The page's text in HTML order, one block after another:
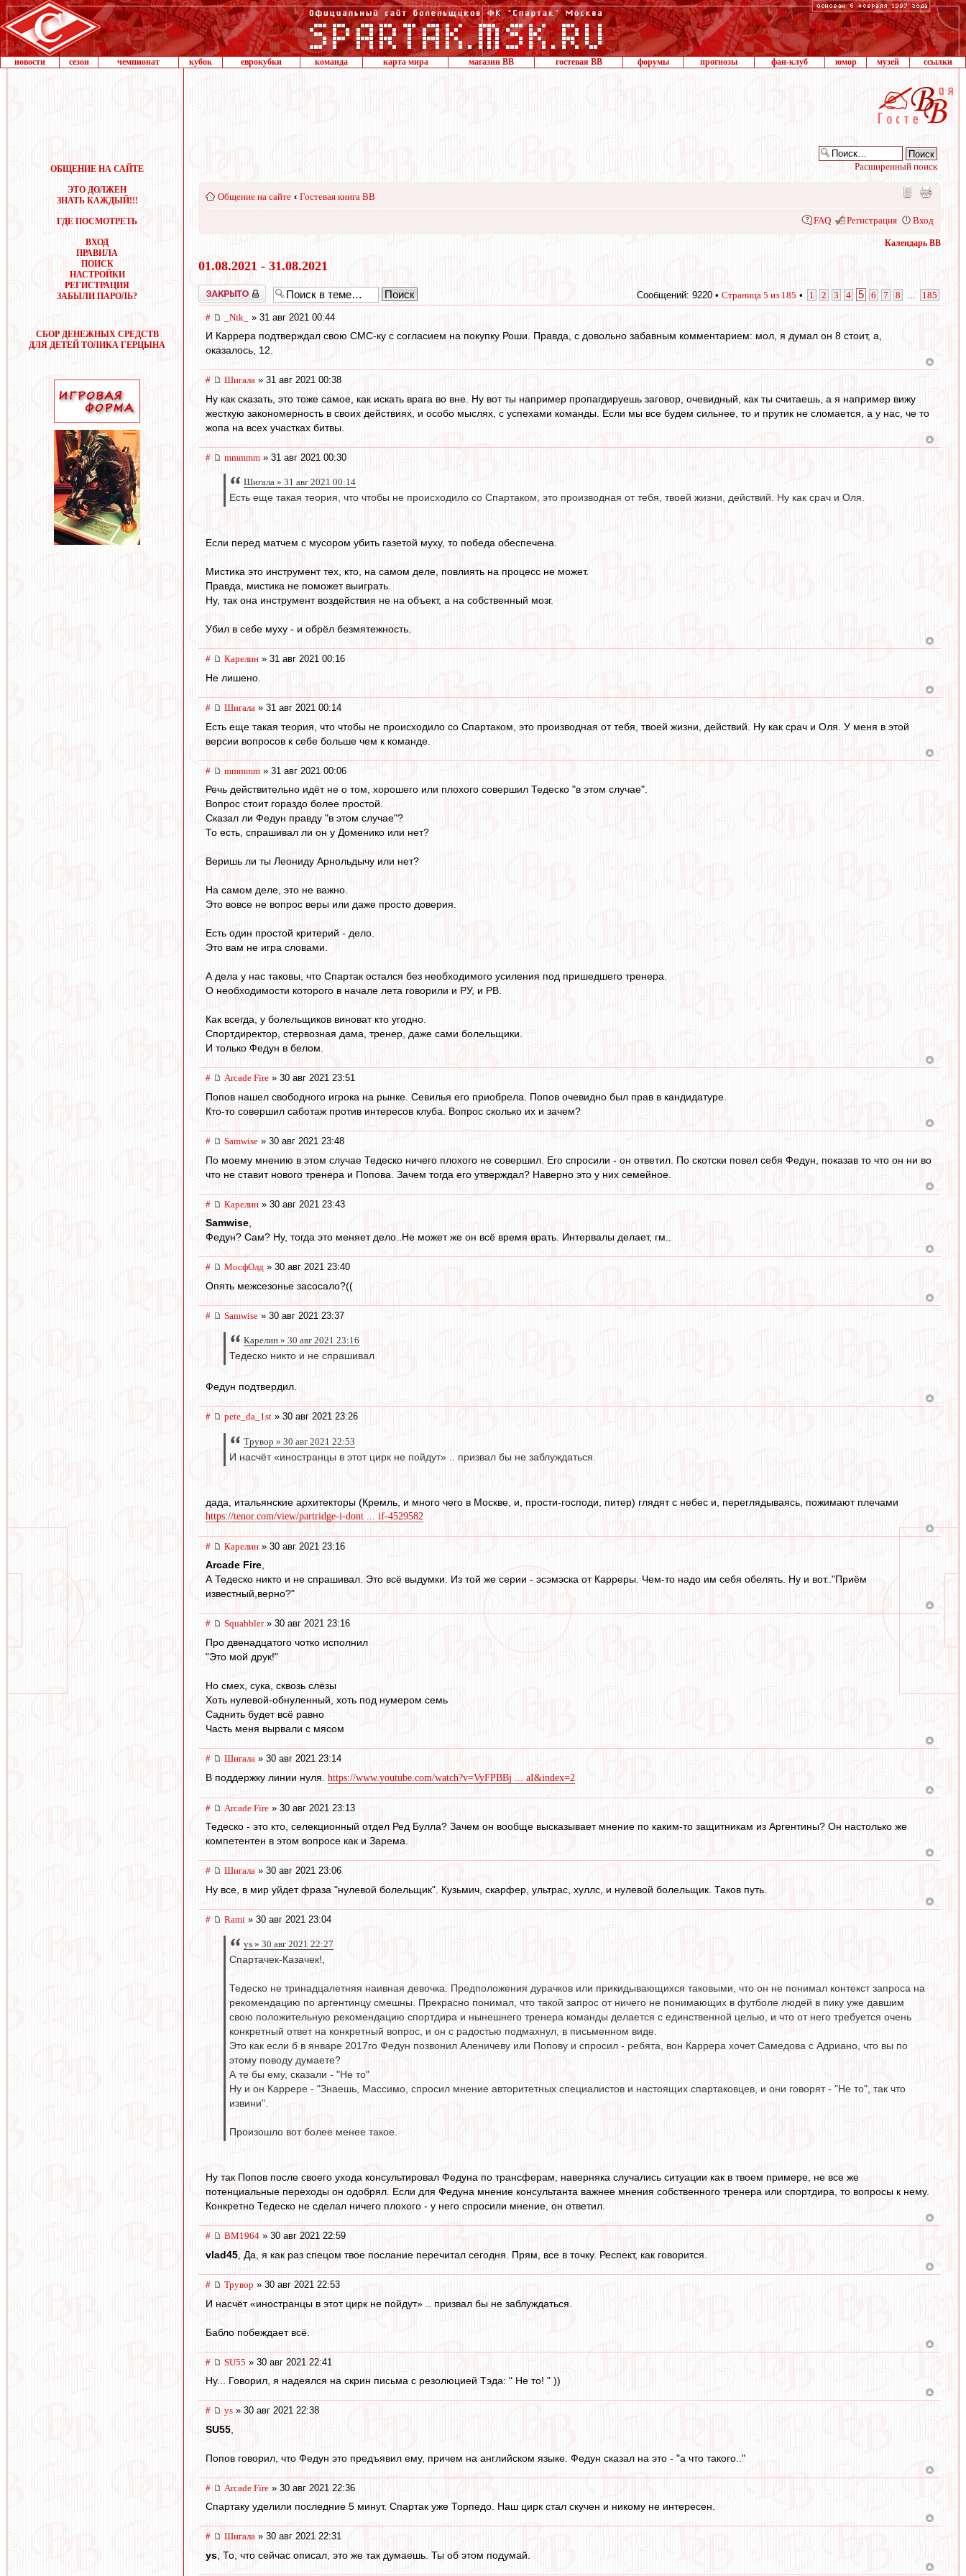
новости сезон чемпионат кубок еврокубки команда карта мира магазин ВВ гостевая ВВ форумы прогнозы фан-клуб юмор музей ссылки
ОБЩЕНИЕ НА САЙТЕ
ЭТО ДОЛЖЕН
ЗНАТЬ КАЖДЫЙ!!!
ГДЕ ПОСМОТРЕТЬ
ВХОД
ПРАВИЛА
ПОИСК
НАСТРОЙКИ
РЕГИСТРАЦИЯ
ЗАБЫЛИ ПАРОЛЬ?
СБОР ДЕНЕЖНЫХ СРЕДСТВ
ДЛЯ ДЕТЕЙ ТОЛИКА ГЕРЦЫНА
Расширенный поиск
Общение на сайте ‹ Гостевая книга ВВ
FAQ Регистрация Вход
Календарь ВВ
01.08.2021 - 31.08.2021
Закрыто Сообщений: 9220 • Страница 5 из 185 • 1 2 3 4 5 6 7 8 185
# _Nik_ » 31 авг 2021 00:44
И Каррера подтверждал свою СМС-ку с согласием на покупку Роши. Правда, с довольно забавным комментарием: мол, я думал он 8 стоит, а,
оказалось, 12.
# Шигала » 31 авг 2021 00:38
Ну как сказать, это тоже самое, как искать врага во вне. Ну вот ты например пропагдируешь заговор, очевидный, как ты считаешь, а я например вижу
жесткую закономерность в своих действиях, и особо мыслях, с успехами команды. Если мы все будем сильнее, то и прутик не сломается, а у нас, че то
жопа на всех участках битвы.
# mmmmm » 31 авг 2021 00:30
Шигала » 31 авг 2021 00:14
Есть еще такая теория, что чтобы не происходило со Спартаком, это производная от тебя, твоей жизни, действий. Ну как срач и Оля.
Если перед матчем с мусором убить газетой муху, то победа обеспечена.
Мистика это инструмент тех, кто, на самом деле, повлиять на процесс не может.
Правда, мистика не поможет выиграть.
Ну, так она инструмент воздействия не на объект, а на собственный мозг.
Убил в себе муху - и обрёл безмятежность.
# Карелин » 31 авг 2021 00:16
Не лишено.
# Шигала » 31 авг 2021 00:14
Есть еще такая теория, что чтобы не происходило со Спартаком, это производная от тебя, твоей жизни, действий. Ну как срач и Оля. У меня в этой
версии вопросов к себе больше чем к команде.
# mmmmm » 31 авг 2021 00:06
Речь действительно идёт не о том, хорошего или плохого совершил Тедеско "в этом случае".
Вопрос стоит гораздо более простой.
Сказал ли Федун правду "в этом случае"?
То есть, спрашивал ли он у Доменико или нет?
Веришь ли ты Леониду Арнольдычу или нет?
На самом деле, это не важно.
Это вовсе не вопрос веры или даже просто доверия.
Есть один простой критерий - дело.
Это вам не игра словами.
А дела у нас таковы, что Спартак остался без необходимого усиления под пришедшего тренера.
О необходимости которого в начале лета говорили и РУ, и РВ.
Как всегда, у болельщиков виноват кто угодно.
Спортдиректор, стервозная дама, тренер, даже сами болельщики.
И только Федун в белом.
# Arcade Fire » 30 авг 2021 23:51
Попов нашел свободного игрока на рынке. Севилья его приобрела. Попов очевидно был прав в кандидатуре.
Кто-то совершил саботаж против интересов клуба. Вопрос сколько их и зачем?
# Samwise » 30 авг 2021 23:48
По моему мнению в этом случае Тедеско ничего плохого не совершил. Его спросили - он ответил. По скотски повел себя Федун, показав то что он ни во
что не ставит нового тренера и Попова. Зачем тогда его утверждал? Наверно это у них семейное.
# Карелин » 30 авг 2021 23:43
Samwise,
Федун? Сам? Ну, тогда это меняет дело..Не может же он всё время врать. Интервалы делает, гм..
# МосфОлд » 30 авг 2021 23:40
Опять межсезонье засосало?((
# Samwise » 30 авг 2021 23:37
Карелин » 30 авг 2021 23:16
Тедеско никто и не спрашивал
Федун подтвердил.
# pete_da_1st » 30 авг 2021 23:26
Трувор » 30 авг 2021 22:53
И насчёт «иностранцы в этот цирк не пойдут» .. призвал бы не заблуждаться.
дада, итальянские архитекторы (Кремль, и много чего в Москве, и, прости-господи, питер) глядят с небес и, переглядываясь, пожимают плечами
https://tenor.com/view/partridge-i-dont ... if-4529582
# Карелин » 30 авг 2021 23:16
Arcade Fire,
А Тедеско никто и не спрашивал. Это всё выдумки. Из той же серии - эсэмэска от Карреры. Чем-то надо им себя обелять. Ну и вот.."Приём
известный,верно?"
# Squabbler» 30 авг 2021 23:16
Про двенадцатого чотко исполнил
"Это мой друк!"
Но смех, сука, сквозь слёзы
Хоть нулевой-обнуленный, хоть под нумером семь
Саднить будет всё равно
Часть меня вырвали с мясом
# Шигала » 30 авг 2021 23:14
В поддержку линии нуля. https://www.youtube.com/watch?v=VyFPBBj ... aI&index=2
# Arcade Fire » 30 авг 2021 23:13
Тедеско - это кто, селекционный отдел Ред Булла? Зачем он вообще высказывает мнение по каким-то защитникам из Аргентины? Он настолько же
компетентен в этом вопросе как и Зарема.
# Шигала » 30 авг 2021 23:06
Ну все, в мир уйдет фраза "нулевой болельщик". Кузьмич, скарфер, ультрас, хуллс, и нулевой болельщик. Таков путь.
# Rami » 30 авг 2021 23:04
ys » 30 авг 2021 22:27
Спартачек-Казачек!,
Тедеско не тринадцалетняя наивная девочка. Предположения дурачков или прикидывающихся таковыми, что он не понимал контекст запроса на
рекомендацию по аргентинцу смешны. Прекрасно понимал, что такой запрос от ничего не понимающих в футболе людей в пику уже давшим
свою положительную рекомендацию спортдира и нынешнего тренера команды делается с единственной целью, и что от него требуется очень
конкретный ответ на конкретный вопрос, и он с радостью подмахнул, в письменном виде.
Это как если б в январе 2017го Федун позвонил Аленичеву или Попову и спросил - ребята, вон Каррера хочет Самедова с Адриано, что вы по
этому поводу думаете?
А те бы ему, сказали - "Не то"
Ну и он Каррере - "Знаешь, Массимо, спросил мнение авторитетных специалистов и настоящих спартаковцев, и они говорят - "Не то", так что
извини".
Произошло вот более менее такое.
Ну так Попов после своего ухода консультировал Федуна по трансферам, наверняка случались ситуации как в твоем примере, не все же
потенциальные переходы он одобрял. Если для Федуна мнение консультанта важнее мнения собственного тренера или спортдира, то вопросы к нему.
Конкретно Тедеско не сделал ничего плохого - у него спросили мнение, он ответил.
# BM1964 » 30 авг 2021 22:59
vlad45 , Да, я как раз спецом твое послание перечитал сегодня. Прям, все в точку. Респект, как говорится.
# Трувор » 30 авг 2021 22:53
И насчёт «иностранцы в этот цирк не пойдут» .. призвал бы не заблуждаться.
Бабло побеждает всё.
# SU55 » 30 авг 2021 22:41
Ну... Говорил, я надеялся на скрин письма с резолюцией Тэда: " Не то! " ))
# ys » 30 авг 2021 22:38
SU55
Попов говорил, что Федун это предъявил ему, причем на английском языке. Федун сказал на это - "а что такого.."
# Arcade Fire » 30 авг 2021 22:36
Спартаку уделили последние 5 минут. Спартак уже Торпедо. Наш цирк стал скучен и никому не интересен.
# Шигала » 30 авг 2021 22:31
ys , То, что сейчас описал, это же так думаешь. Ты об этом подумай.